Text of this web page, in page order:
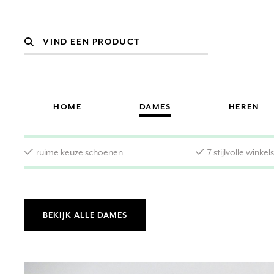
HOME DAMES HEREN
ruime keuze schoenen 7 stijlvolle winkels
BEKIJK ALLE DAMES